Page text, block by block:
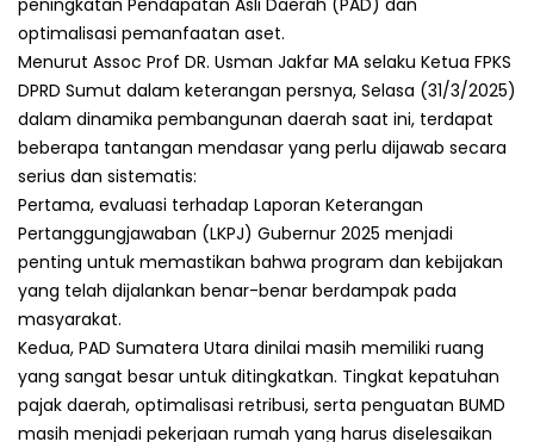
optimalisasi pemanfaatan aset.
Menurut Assoc Prof DR. Usman Jakfar MA selaku Ketua FPKS
DPRD Sumut dalam keterangan persnya, Selasa (31/3/2025)
dalam dinamika pembangunan daerah saat ini, terdapat
beberapa tantangan mendasar yang perlu dijawab secara
serius dan sistematis:
Pertama, evaluasi terhadap Laporan Keterangan
Pertanggungjawaban (LKPJ) Gubernur 2025 menjadi
penting untuk memastikan bahwa program dan kebijakan
yang telah dijalankan benar-benar berdampak pada
masyarakat.
Kedua, PAD Sumatera Utara dinilai masih memiliki ruang
yang sangat besar untuk ditingkatkan. Tingkat kepatuhan
pajak daerah, optimalisasi retribusi, serta penguatan BUMD
masih menjadi pekerjaan rumah yang harus diselesaikan